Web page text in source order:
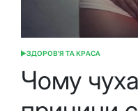
ОПУБЛІКУВАТИ
ЗДОРОВ'Я ТА КРАСА
Чому